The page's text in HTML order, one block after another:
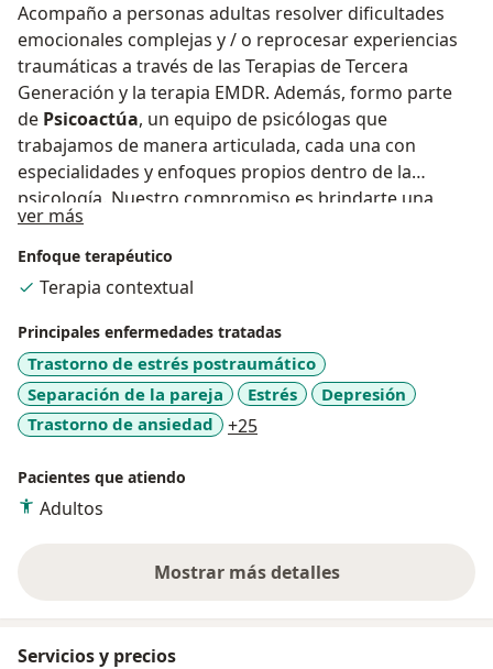
Acompaño a personas adultas resolver dificultades
emocionales complejas y / o reprocesar experiencias
traumáticas a través de las Terapias de Tercera
Generación y la terapia EMDR. Además, formo parte
de Psicoactúa, un equipo de psicólogas que
trabajamos de manera articulada, cada una con
especialidades y enfoques propios dentro de la
psicología. Nuestro compromiso es brindarte una
experiencia terapéutica de calidad, con el respaldo de
un grupo de profesionales dedicadas al cuidado de la
salud mental y el bienestar emocional.
ver más
Enfoque terapéutico
Terapia contextual
Principales enfermedades tratadas
Trastorno de estrés postraumático
Separación de la pareja
Estrés
Depresión
Trastorno de ansiedad
+25a11y_sr_more_diseases
Pacientes que atiendo
Adultos
Mostrar más detalles
sobre la experiencia
Servicios y precios